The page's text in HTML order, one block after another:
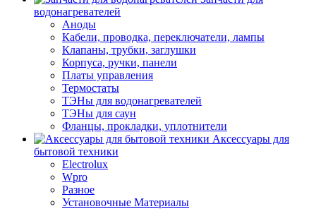
водонагревателей
Аноды
Кабели, проводка, переключатели, лампы
Клапаны, трубки, заглушки
Корпуса, ручки, панели
Платы управления
Термостаты
ТЭНы для водонагревателей
ТЭНы для саун
Фланцы, прокладки, уплотнители
Аксессуары для
бытовой техники
Electrolux
Wpro
Разное
Установочные Материалы